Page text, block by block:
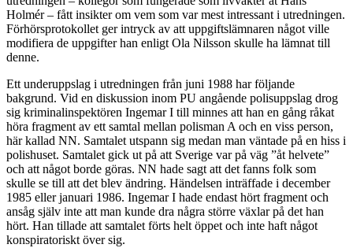
Holmér – fått insikter om vem som var mest intressant i utredningen.
Förhörsprotokollet ger intryck av att uppgiftslämnaren något ville
modifiera de uppgifter han enligt Ola Nilsson skulle ha lämnat till
denne.
Ett underuppslag i utredningen från juni 1988 har följande
bakgrund. Vid en diskussion inom PU angående polisuppslag drog
sig kriminalinspektören Ingemar I till minnes att han en gång råkat
höra fragment av ett samtal mellan polisman A och en viss person,
här kallad NN. Samtalet utspann sig medan man väntade på en hiss i
polishuset. Samtalet gick ut på att Sverige var på väg ”åt helvete”
och att något borde göras. NN hade sagt att det fanns folk som
skulle se till att det blev ändring. Händelsen inträffade i december
1985 eller januari 1986. Ingemar I hade endast hört fragment och
ansåg själv inte att man kunde dra några större växlar på det han
hört. Han tillade att samtalet förts helt öppet och inte haft något
konspiratoriskt över sig.